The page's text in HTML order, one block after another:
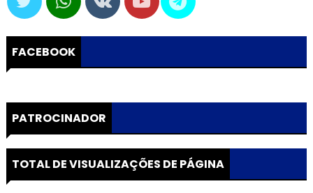
FACEBOOK
PATROCINADOR
TOTAL DE VISUALIZAÇÕES DE PÁGINA